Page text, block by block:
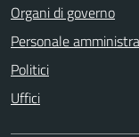
Organi di governo
Personale
Politici
Uffici